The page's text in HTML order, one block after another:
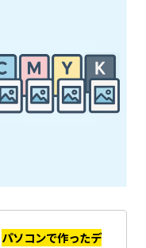
パソコンで作ったデ